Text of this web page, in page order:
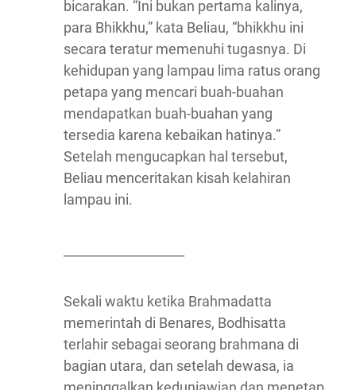
bicarakan. “Ini bukan pertama kalinya,
para Bhikkhu,” kata Beliau, “bhikkhu ini
secara teratur memenuhi tugasnya. Di
kehidupan yang lampau lima ratus orang
petapa yang mencari buah-buahan
mendapatkan buah-buahan yang
tersedia karena kebaikan hatinya.”
Setelah mengucapkan hal tersebut,
Beliau menceritakan kisah kelahiran
lampau ini.
Sekali waktu ketika Brahmadatta
memerintah di Benares, Bodhisatta
terlahir sebagai seorang brahmana di
bagian utara, dan setelah dewasa, ia